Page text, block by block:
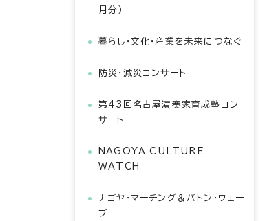
月分）
暮らし・文化・産業を未来につなぐ
防災・減災コンサート
第43回名古屋演奏家育成塾コン
サート
NAGOYA CULTURE
WATCH
ナゴヤ・マーチング＆バトン・ウェー
ブ